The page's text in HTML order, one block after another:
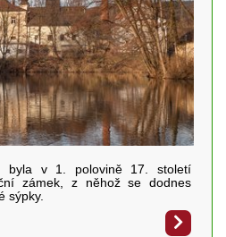
byla v 1. polovině 17. století
zámek, z něhož se dodnes
sýpky.